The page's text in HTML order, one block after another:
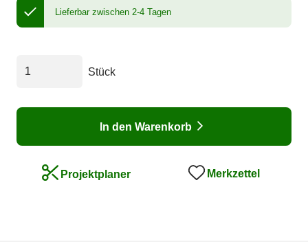
Lieferbar zwischen 2-4 Tagen
Stück
In den Warenkorb
Projektplaner Merkzettel